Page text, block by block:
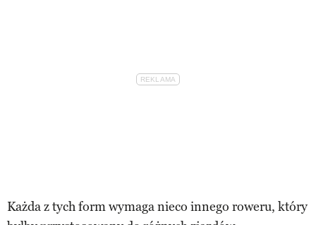
Każda z tych form wymaga nieco innego roweru, który